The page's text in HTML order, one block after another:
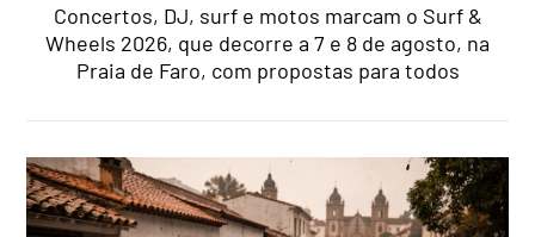
Concertos, DJ, surf e motos marcam o Surf &
Wheels 2026, que decorre a 7 e 8 de agosto, na
Praia de Faro, com propostas para todos